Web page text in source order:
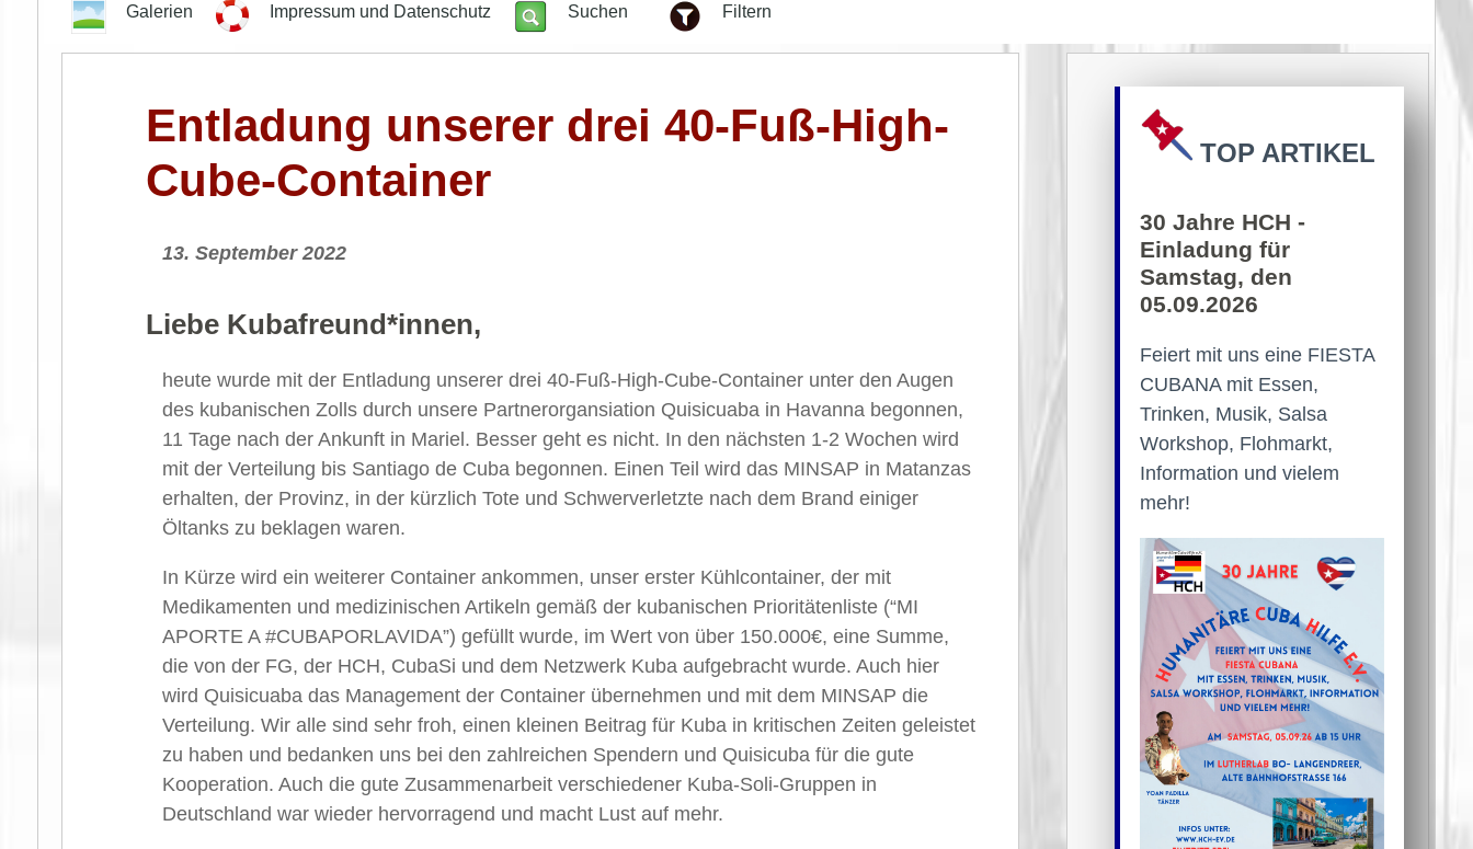
Galerien Impressum und Datenschutz Suchen Filtern
Entladung unserer drei 40-Fuß-High-
Cube-Container
13. September 2022
Liebe Kubafreund*innen,
heute wurde mit der Entladung unserer drei 40-Fuß-High-Cube-Container unter den Augen
des kubanischen Zolls durch unsere Partnerorgansiation Quisicuaba in Havanna begonnen,
11 Tage nach der Ankunft in Mariel. Besser geht es nicht. In den nächsten 1-2 Wochen wird
mit der Verteilung bis Santiago de Cuba begonnen. Einen Teil wird das MINSAP in Matanzas
erhalten, der Provinz, in der kürzlich Tote und Schwerverletzte nach dem Brand einiger
Öltanks zu beklagen waren.
In Kürze wird ein weiterer Container ankommen, unser erster Kühlcontainer, der mit
Medikamenten und medizinischen Artikeln gemäß der kubanischen Prioritätenliste (“MI
APORTE A #CUBAPORLAVIDA”) gefüllt wurde, im Wert von über 150.000€, eine Summe,
die von der FG, der HCH, CubaSi und dem Netzwerk Kuba aufgebracht wurde. Auch hier
wird Quisicuaba das Management der Container übernehmen und mit dem MINSAP die
Verteilung. Wir alle sind sehr froh, einen kleinen Beitrag für Kuba in kritischen Zeiten geleistet
zu haben und bedanken uns bei den zahlreichen Spendern und Quisicuba für die gute
Kooperation. Auch die gute Zusammenarbeit verschiedener Kuba-Soli-Gruppen in
Deutschland war wieder hervorragend und macht Lust auf mehr.
TOP ARTIKEL
30 Jahre HCH -
Einladung für
Samstag, den
05.09.2026
Feiert mit uns eine FIESTA
CUBANA mit Essen,
Trinken, Musik, Salsa
Workshop, Flohmarkt,
Information und vielem
mehr!